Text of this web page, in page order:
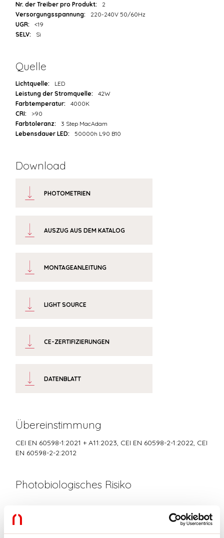
Nr. der Treiber pro Produkt:
2
Versorgungsspannung:
220-240V 50/60Hz
UGR:
<19
SELV:
Sì
Quelle
Lichtquelle:
LED
Leistung der Stromquelle:
42W
Farbtemperatur:
4000K
CRI:
>90
Farbtoleranz:
3 Step MacAdam
Lebensdauer LED:
50000h L90 B10
Download
PHOTOMETRIEN
AUSZUG AUS DEM KATALOG
MONTAGEANLEITUNG
LIGHT SOURCE
CE-ZERTIFIZIERUNGEN
DATENBLATT
Übereinstimmung
CEI EN 60598-1:2021 + A11:2023, CEI EN 60598-2-1:2022, CEI
EN 60598-2-2:2012
Photobiologisches Risiko
Zertifiziertes Gerät in der RISIKO-FREIEN GRUPPE, in
Übereinstimmung mit der Bestimmung CEI EN 62471:2010-01, IEC TR